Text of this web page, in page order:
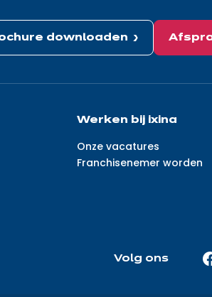
downloaden
Werken bij ixina
Onze vacatures
Franchisenemer worden
Volg ons